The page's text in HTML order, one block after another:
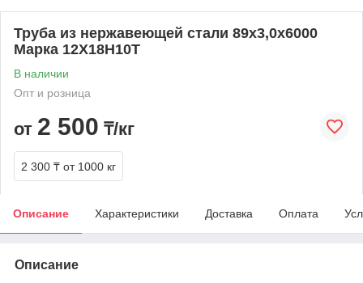
Труба из нержавеющей стали 89х3,0х6000
Марка 12Х18Н10Т
В наличии
Опт и розница
от 2 500 ₸/кг
2 300 ₸ от 1000 кг
Описание Характеристики Доставка Оплата
Описание